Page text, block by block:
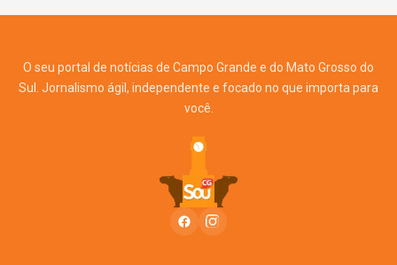
O seu portal de notícias de Campo Grande e do Mato Grosso do
Sul. Jornalismo ágil, independente e focado no que importa para
você.